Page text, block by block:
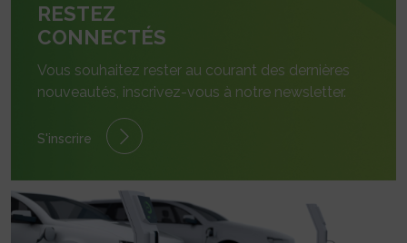
RESTEZ
CONNECTÉS
Vous souhaitez rester au courant des dernières
nouveautés, inscrivez-vous à notre newsletter.
S'inscrire